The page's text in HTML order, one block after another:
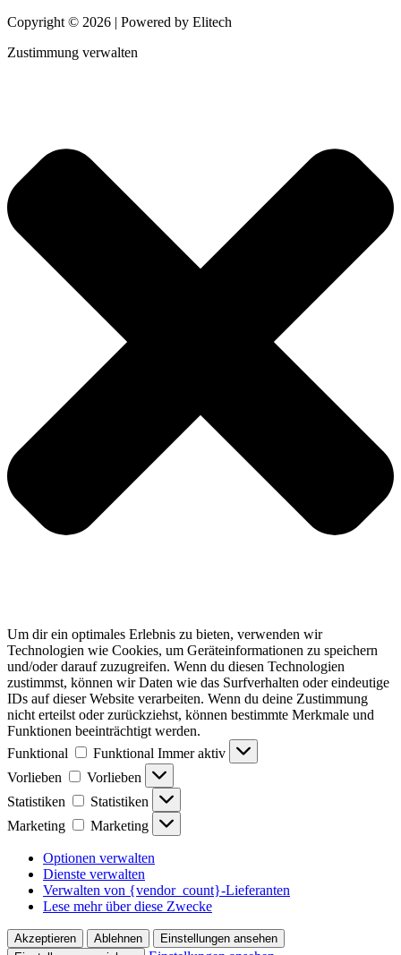
Copyright © 2026 | Powered by Elitech
Zustimmung verwalten
Um dir ein optimales Erlebnis zu bieten, verwenden wir
Technologien wie Cookies, um Geräteinformationen zu speichern
und/oder darauf zuzugreifen. Wenn du diesen Technologien
zustimmst, können wir Daten wie das Surfverhalten oder eindeutige
IDs auf dieser Website verarbeiten. Wenn du deine Zustimmung
nicht erteilst oder zurückziehst, können bestimmte Merkmale und
Funktionen beeinträchtigt werden.
Funktional
Funktional Immer aktiv
Vorlieben
Vorlieben
Statistiken
Statistiken
Marketing
Marketing
Optionen verwalten
Dienste verwalten
Verwalten von {vendor_count}-Lieferanten
Lese mehr über diese Zwecke
Akzeptieren Ablehnen
Einstellungen ansehen